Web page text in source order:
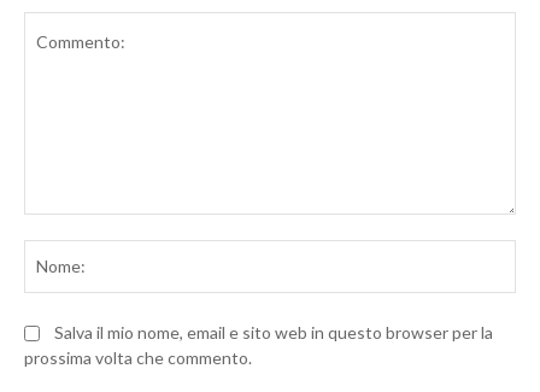
Salva il mio nome, email e sito web in questo browser per la
prossima volta che commento.